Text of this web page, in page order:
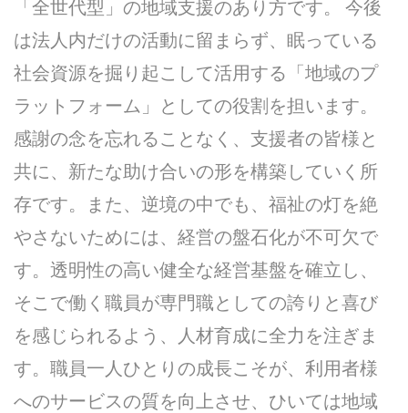
「全世代型」の地域支援のあり方です。 今後
は法人内だけの活動に留まらず、眠っている
社会資源を掘り起こして活用する「地域のプ
ラットフォーム」としての役割を担います。
感謝の念を忘れることなく、支援者の皆様と
共に、新たな助け合いの形を構築していく所
存です。また、逆境の中でも、福祉の灯を絶
やさないためには、経営の盤石化が不可欠で
す。透明性の高い健全な経営基盤を確立し、
そこで働く職員が専門職としての誇りと喜び
を感じられるよう、人材育成に全力を注ぎま
す。職員一人ひとりの成長こそが、利用者様
へのサービスの質を向上させ、ひいては地域